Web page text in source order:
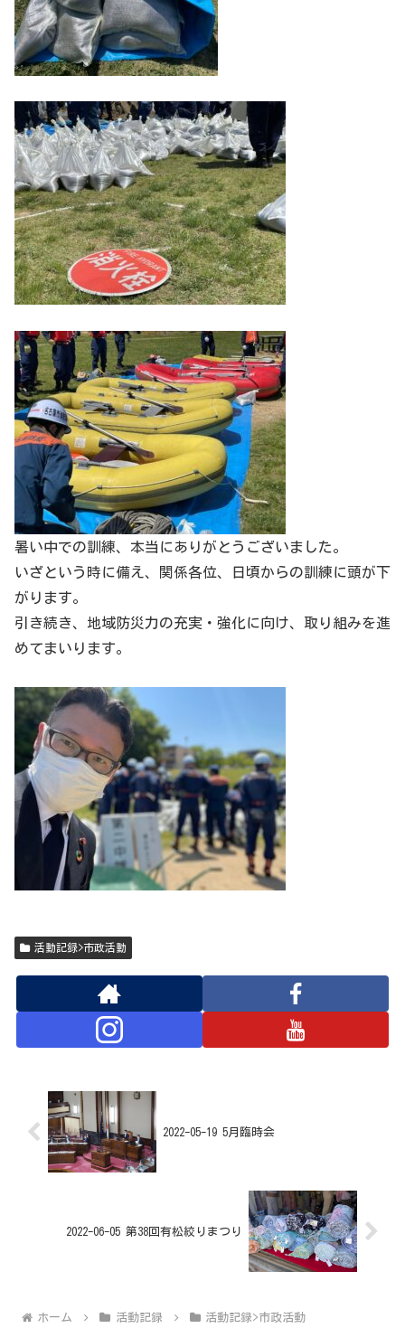
暑い中での訓練、本当にありがとうございました。
いざという時に備え、関係各位、日頃からの訓練に頭が下
がります。
引き続き、地域防災力の充実・強化に向け、取り組みを進
めてまいります。
活動記録>市政活動
2022-05-19 5月臨時会
2022-06-05 第38回有松絞りまつり
ホーム 活動記録 活動記録>市政活動